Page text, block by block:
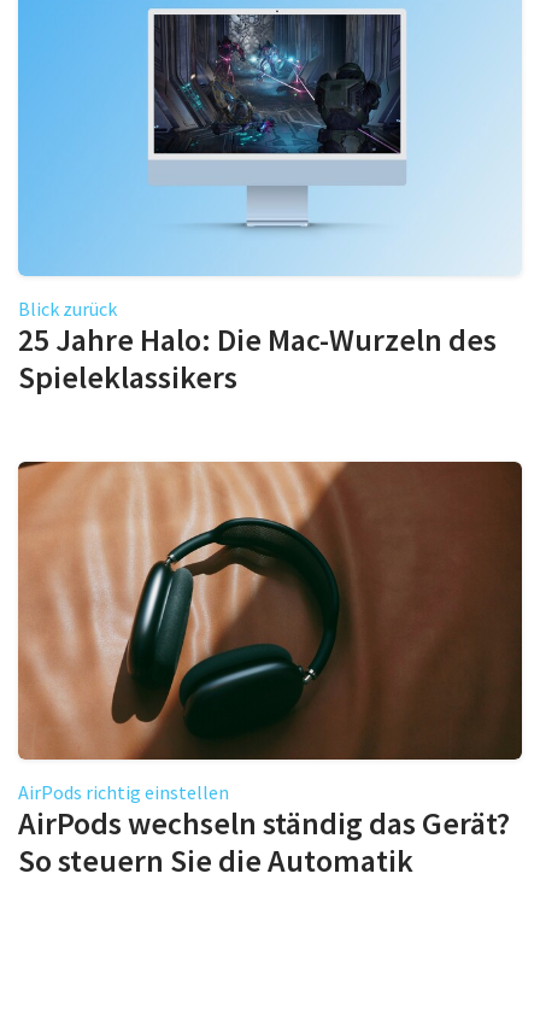
Blick zurück
25 Jahre Halo: Die Mac-Wurzeln des
Spieleklassikers
AirPods richtig einstellen
AirPods wechseln ständig das Gerät?
So steuern Sie die Automatik